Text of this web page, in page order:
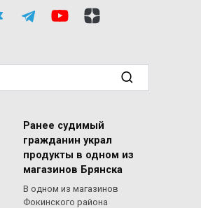
Ранее судимый
гражданин украл
продукты в одном из
магазинов Брянска
В одном из магазинов
Фокинского района